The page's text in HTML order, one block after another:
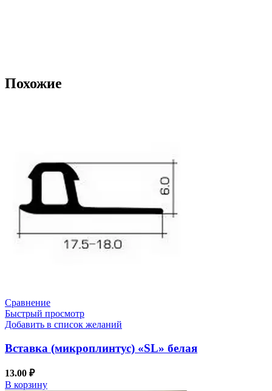
Похожие
Сравнение
Быстрый просмотр
Добавить в список желаний
Вставка (микроплинтус) «SL» белая
13.00 ₽
В корзину